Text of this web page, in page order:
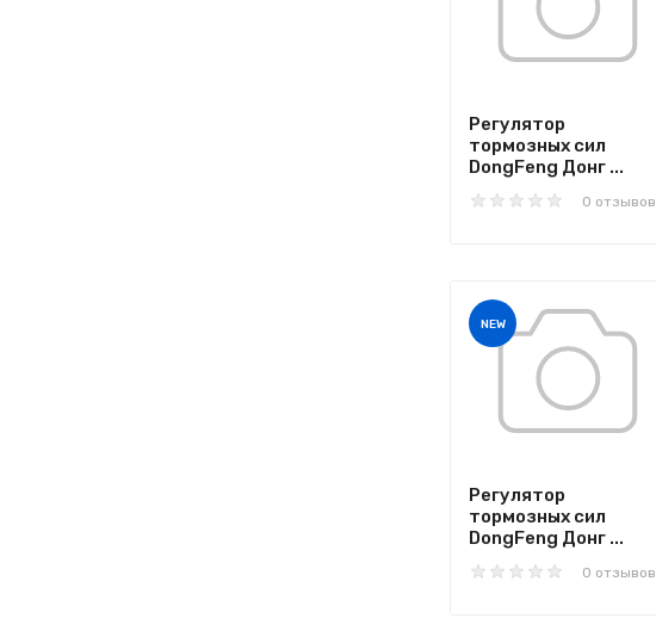
Регулятор
тормозных сил
DongFeng Донг ...
0 отзывов
NEW
Регулятор
тормозных сил
DongFeng Донг ...
0 отзывов